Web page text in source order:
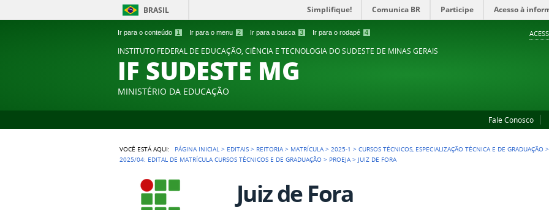
Ir para o conteúdo 1 Ir para o menu 2 Ir para a busca 3 Ir para o rodapé 4
BRASIL Simplifique! Comunica BR Participe Acesso à
INSTITUTO FEDERAL DE EDUCAÇÃO, CIÊNCIA E TECNOLOGIA DO SUDESTE DE MINAS GERAIS
IF SUDESTE MG
MINISTÉRIO DA EDUCAÇÃO
Fale Conosco
VOCÊ ESTÁ AQUI: PÁGINA INICIAL > EDITAIS > REITORIA > MATRÍCULA >2025-1 >CURSOS TÉCNICOS, ESPECIALIZAÇÃO TÉCNICA E DE GRADUAÇÃO >
2025/04: EDITAL DE MATRÍCULA CURSOS TÉCNICOS E DE GRADUAÇÃO > PROEJA > JUIZ DE FORA
Juiz de Fora